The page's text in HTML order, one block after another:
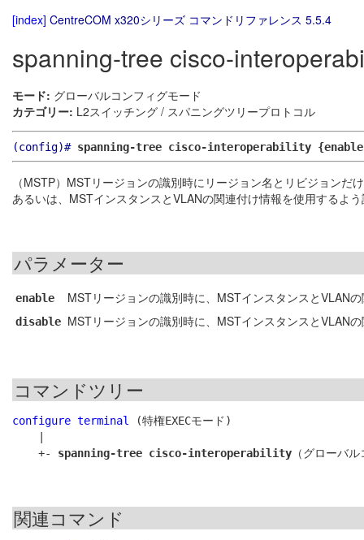
[index] CentreCOM x320シリーズ コマンドリファレンス 5.5.4
spanning-tree cisco-
モード: グローバルコンフィグモード
カテゴリー: L2スイッチング / スパニングツリープロトコル
(config)# spanning-tree cisco-interoperability
（MSTP）MSTリージョンの識別時にリージョン名とリビジョン
あるいは、MSTインスタンスとVLANの関連付け情報を使用するよ
パラメーター
enable MSTリージョンの識別時に、MSTインスタンスとVLAN
disable MSTリージョンの識別時に、MSTインスタンスとVLAN
コマンドツリー
configure terminal
(特権EXECモード)
    +-
spanning-tree cisco-interoperability
関連コマンド